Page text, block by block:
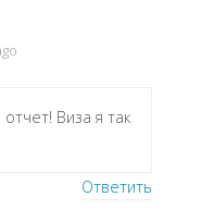
Виза я так
Ответить